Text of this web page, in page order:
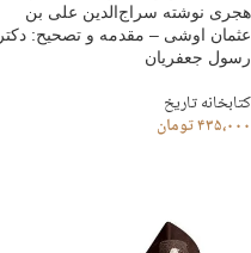
هجری نوشته سراج‌الدین علی بن
عثمان اوشی – مقدمه و تصحیح: دکتر
رسول جعفریان
کتابخانه تاریخ
۴۳۵،۰۰۰تومان